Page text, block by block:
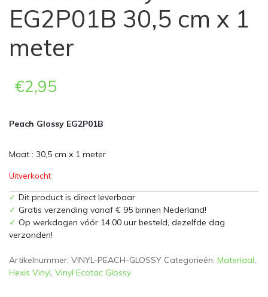
EG2P01B 30,5 cm x 1
meter
€2,95
Peach Glossy EG2P01B
Maat : 30,5 cm x 1 meter
Uitverkocht
✓ Dit product is direct leverbaar
✓ Gratis verzending vanaf € 95 binnen Nederland!
✓ Op werkdagen vóór 14.00 uur besteld, dezelfde dag
verzonden!
Artikelnummer: VINYL-PEACH-GLOSSY Categorieën: Materiaal,
Hexis Vinyl, Vinyl Ecotac Glossy